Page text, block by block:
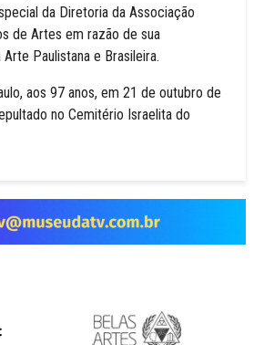
da Diretoria da Associação
de Artes em razão de sua
Paulistana e Brasileira.
aos 97 anos, em 21 de outubro de
no Cemitério Israelita do